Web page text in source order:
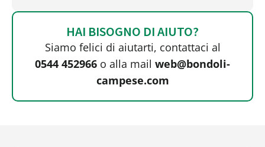
HAI BISOGNO DI AIUTO?
Siamo felici di aiutarti, contattaci al
0544 452966 o alla mail web@bondoli-
campese.com